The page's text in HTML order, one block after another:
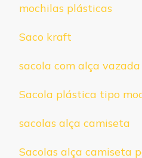
mochilas plásticas
Saco kraft
sacola com alça vazada
Sacola plástica tipo
sacolas alça camiseta
Sacolas alça camiseta